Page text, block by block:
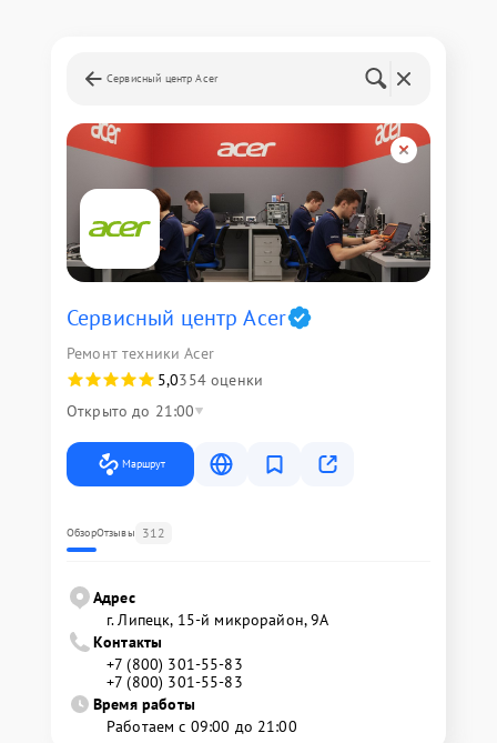
Сервисный центр Acer
Сервисный центр Acer
Ремонт техники Acer
5,0354 оценки
Открыто до 21:00
Маршрут
ОбзорОтзывы 312
Адрес
г. Липецк, 15-й микрорайон, 9А
Контакты
+7 (800) 301-55-83
+7 (800) 301-55-83
Время работы
Работаем с 09:00 до 21:00